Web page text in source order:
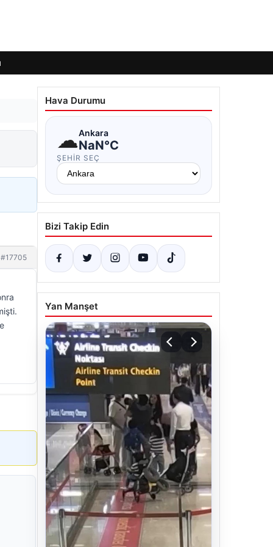
#17705
Hava Durumu
☁Ankara
NaN°C
ŞEHIR SEÇ
Bizi Takip Edin
Yan Manşet